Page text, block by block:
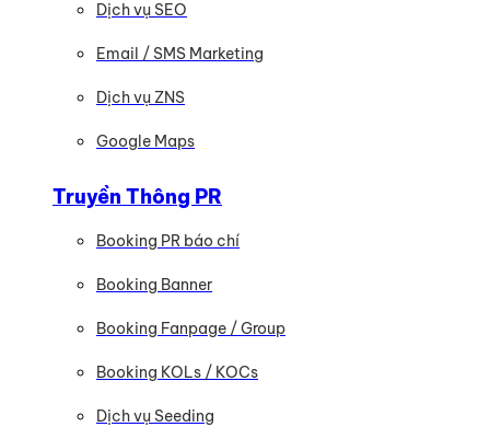
Dịch vụ SEO
Email / SMS Marketing
Dịch vụ ZNS
Google Maps
Truyền Thông PR
Booking PR báo chí
Booking Banner
Booking Fanpage / Group
Booking KOLs / KOCs
Dịch vụ Seeding